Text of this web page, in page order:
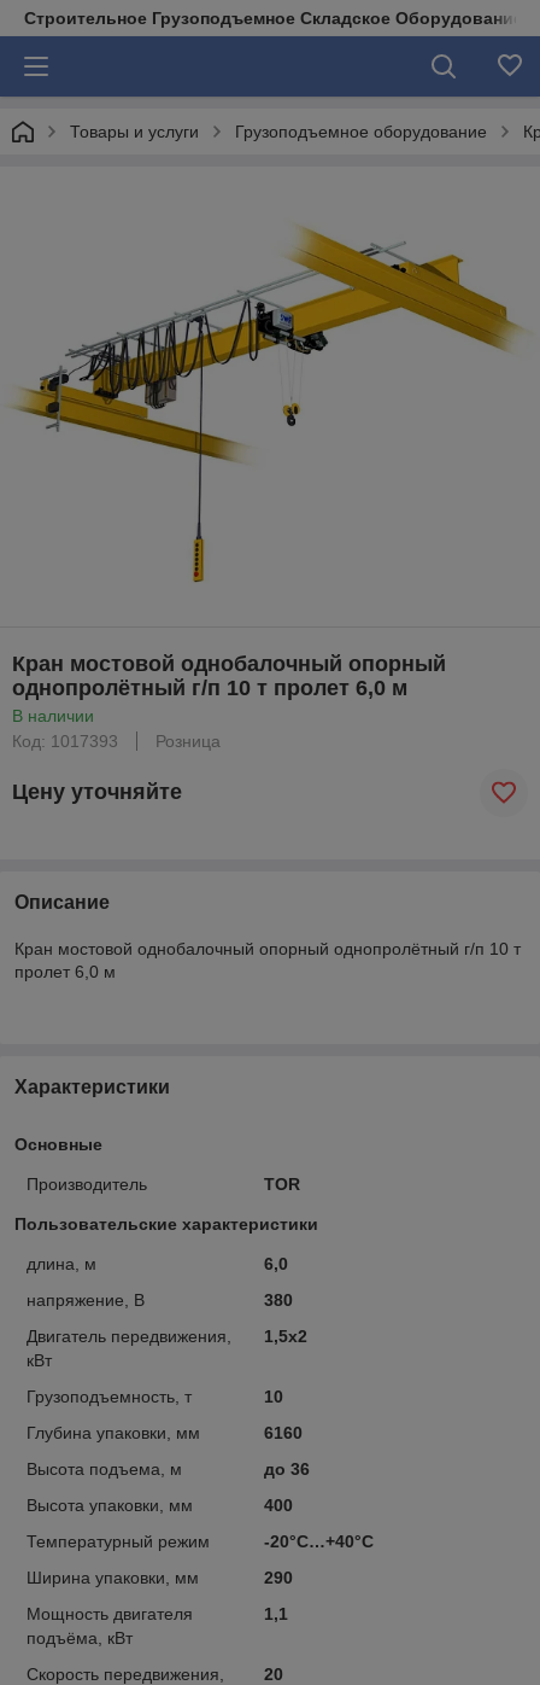
Строительное Грузоподъемное Складское Оборудование
Товары и услуги Грузоподъемное оборудование
Кран мостовой однобалочный опорный
однопролётный г/п 10 т пролет 6,0 м
В наличии
Код: 1017393
Розница
Цену уточняйте
Описание
Кран мостовой однобалочный опорный однопролётный г/п 10 т
пролет 6,0 м
Характеристики
Основные
Производитель TOR
Пользовательские характеристики
длина, м
6,0
напряжение, В
380
Двигатель передвижения,
кВт
1,5х2
Грузоподъемность, т
10
Глубина упаковки, мм
6160
Высота подъема, м
до 36
Высота упаковки, мм
400
Температурный режим
-20°C…+40°C
Ширина упаковки, мм
290
Мощность двигателя
подъёма, кВт
1,1
Скорость передвижения,
20